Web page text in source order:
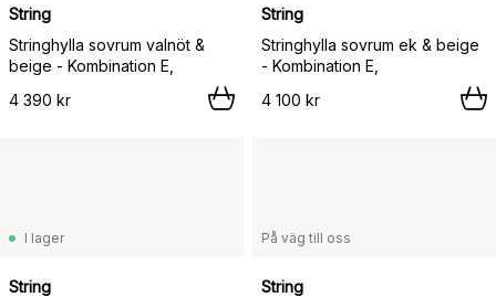
String
Stringhylla sovrum valnöt &
beige - Kombination E,
4 390 kr
String
Stringhylla sovrum ek & beige
- Kombination E,
4 100 kr
I lager
String
På väg till oss
String